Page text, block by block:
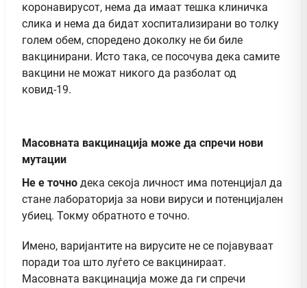
коронавирусот, нема да имаат тешка клиничка
слика и нема да бидат хоспитализирани во толку
голем обем, споредено доколку не би биле
вакцинирани. Исто така, се посочува дека самите
вакцини не можат никого да разболат од
ковид-19.
Масовната вакцинација може да спречи нови
мутации
Не е точно дека секоја личност има потенцијал да
стане лабораторија за нови вируси и потенцијален
убиец. Токму обратното е точно.
Имено, варијантите на вирусите не се појавуваат
поради тоа што луѓето се вакцинираат.
Масовната вакцинација може да ги спречи